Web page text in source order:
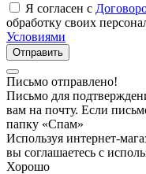
Я согласен с
обработку своих
Условиями
Отправить
Письмо отправлено!
Письмо для
вам на почту. Если
папку «Спам»
Используя интернет-
вы соглашаетесь с
Хорошо